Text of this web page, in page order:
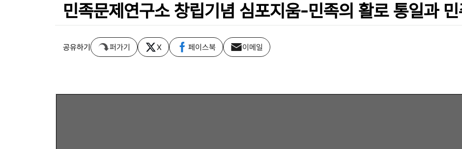
민족문제연구소 창립기념 심포지움-민족의 활로 통일과 민
공유하기 퍼가기 X 페이스북 이메일